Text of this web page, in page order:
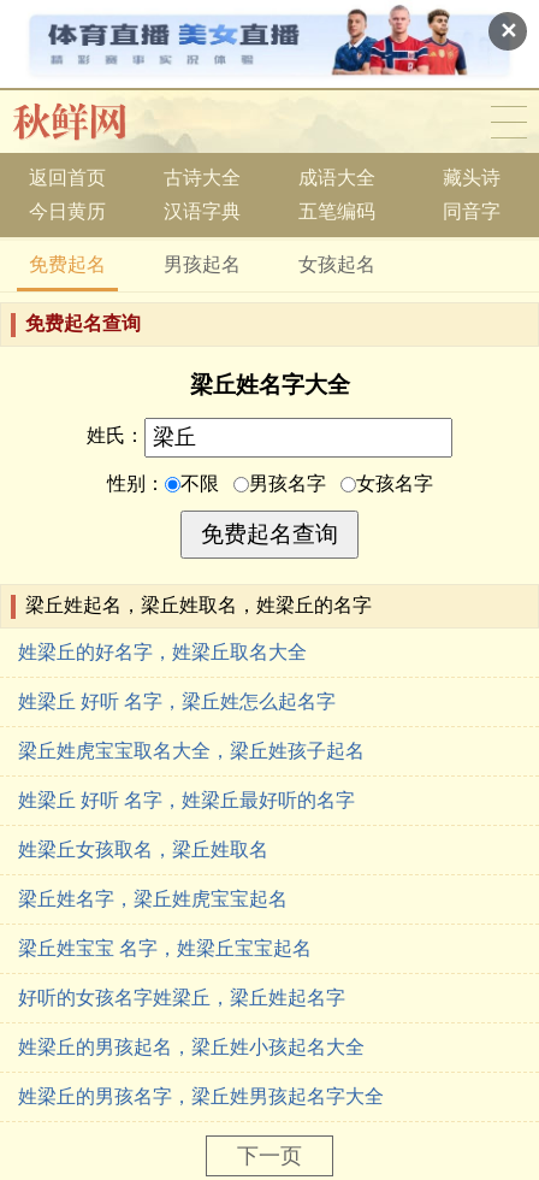
✕
返回首页 古诗大全 成语大全
藏头诗
今日黄历
汉语字典 五笔编码 同音字
免费起名 男孩起名 女孩起名
免费起名查询
梁丘姓名字大全
姓氏：
性别： 不限 男孩名字 女孩名字
梁丘姓起名，梁丘姓取名，姓梁丘的名字
姓梁丘的好名字，姓梁丘取名大全
姓梁丘 好听 名字，梁丘姓怎么起名字
梁丘姓虎宝宝取名大全，梁丘姓孩子起名
姓梁丘 好听 名字，姓梁丘最好听的名字
姓梁丘女孩取名，梁丘姓取名
梁丘姓名字，梁丘姓虎宝宝起名
梁丘姓宝宝 名字，姓梁丘宝宝起名
好听的女孩名字姓梁丘，梁丘姓起名字
姓梁丘的男孩起名，梁丘姓小孩起名大全
姓梁丘的男孩名字，梁丘姓男孩起名字大全
下一页